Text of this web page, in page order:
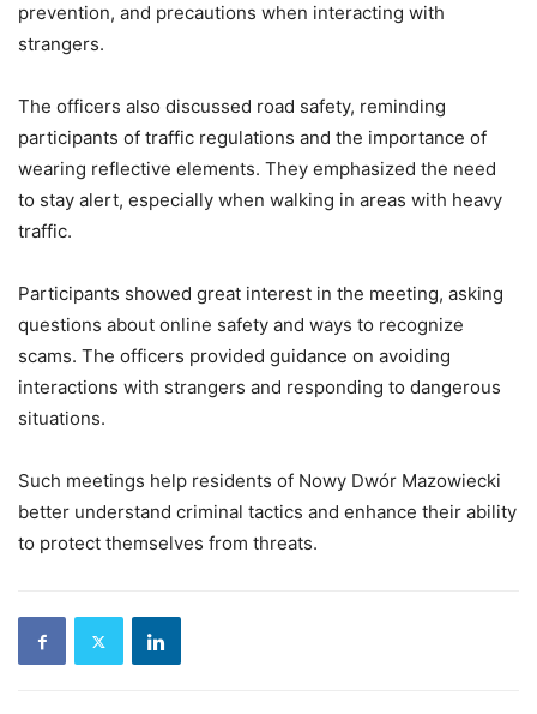
prevention, and precautions when interacting with
strangers.
The officers also discussed road safety, reminding
participants of traffic regulations and the importance of
wearing reflective elements. They emphasized the need
to stay alert, especially when walking in areas with heavy
traffic.
Participants showed great interest in the meeting, asking
questions about online safety and ways to recognize
scams. The officers provided guidance on avoiding
interactions with strangers and responding to dangerous
situations.
Such meetings help residents of Nowy Dwór Mazowiecki
better understand criminal tactics and enhance their ability
to protect themselves from threats.